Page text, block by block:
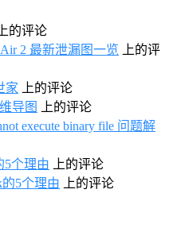
上的评论
2 最新泄漏图一览 上的评
家 上的评论
导图
上的评论
execute binary file 问题解
5个理由 上的评论
的5个理由 上的评论